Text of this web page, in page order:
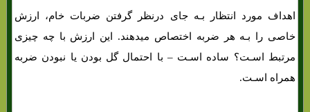
اهداف مورد انتظار بـه جای درنظر گرفتن ضربات خام، ارزش
خاصی را بـه هر ضربه اختصاص میدهند. این ارزش با چه چیزی
مرتبط اسـت؟ ساده اسـت – با احتمال گل بودن یا نبودن ضربه
همراه اسـت.